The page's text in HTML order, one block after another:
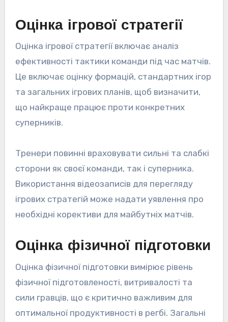
Оцінка ігрової стратегії
Оцінка ігрової стратегії включає аналіз
ефективності тактики команди під час матчів.
Це включає оцінку формацій, стандартних ігор
та загальних ігрових планів, щоб визначити,
що найкраще працює проти конкретних
суперників.
Тренери повинні враховувати сильні та слабкі
сторони як своєї команди, так і суперника.
Використання відеозаписів для перегляду
ігрових стратегій може надати уявлення про
необхідні корективи для майбутніх матчів.
Оцінка фізичної підготовки
Оцінка фізичної підготовки вимірює рівень
фізичної підготовленості, витривалості та
сили гравців, що є критично важливим для
оптимальної продуктивності в регбі. Загальні